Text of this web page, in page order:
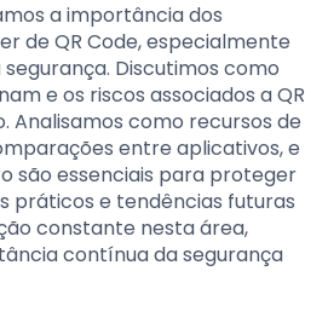
a importância dos
de QR Code, especialmente
Discutimos como
e os riscos associados a QR
Analisamos como recursos de
entre aplicativos, e
são essenciais para proteger
práticos e tendências futuras
constante nesta área,
contínua da segurança